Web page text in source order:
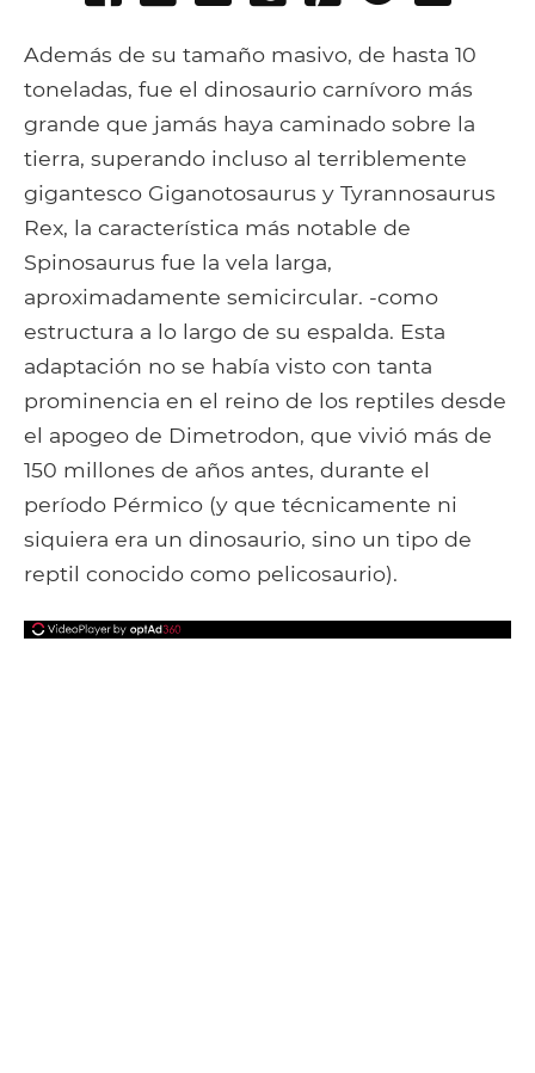
Facebook Google+Tumblr
Pocket
Además de su tamaño masivo, de hasta 10
toneladas, fue el dinosaurio carnívoro más
grande que jamás haya caminado sobre la
tierra, superando incluso al terriblemente
gigantesco Giganotosaurus y Tyrannosaurus
Rex, la característica más notable de
Spinosaurus fue la vela larga,
aproximadamente semicircular. -como
estructura a lo largo de su espalda. Esta
adaptación no se había visto con tanta
prominencia en el reino de los reptiles desde
el apogeo de Dimetrodon, que vivió más de
150 millones de años antes, durante el
período Pérmico (y que técnicamente ni
siquiera era un dinosaurio, sino un tipo de
reptil conocido como pelicosaurio).